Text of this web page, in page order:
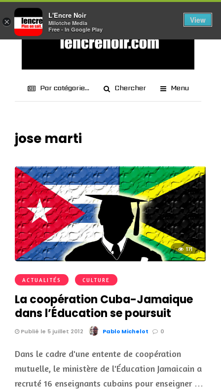
Par catégorie... Chercher Menu
jose marti
171
ACTUALITÉS CULTURE
La coopération Cuba-Jamaique
dans l’Éducation se poursuit
Publié le 5 juillet 2012 Pablo Michelot 0
Dans le cadre d'une entente de coopération
mutuelle, le ministère de l'Éducation Jamaicain a
recruté 16 enseignants cubains pour enseigner …
×
L'Encre Noir
Milotche Media
Free - In Google Play
View